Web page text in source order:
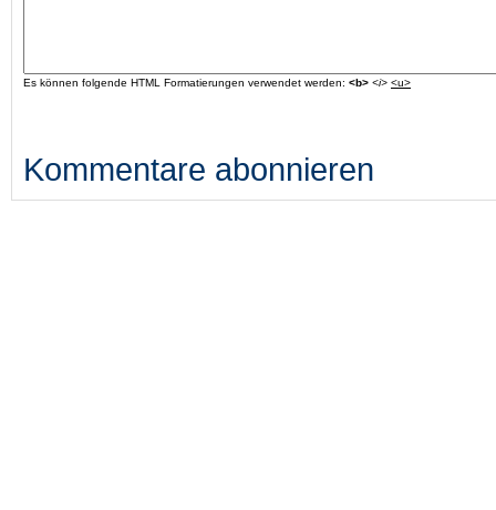
Es können folgende HTML Formatierungen verwendet werden: <b> <i> <u>
Kommentare abonnieren